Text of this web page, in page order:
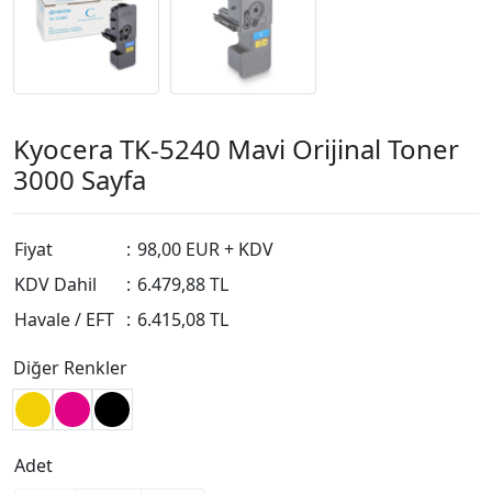
Kyocera TK-5240 Mavi Orijinal Toner
3000 Sayfa
Fiyat : 98,00 EUR + KDV
KDV Dahil
: 6.479,88 TL
Havale / EFT : 6.415,08 TL
Diğer Renkler
Adet